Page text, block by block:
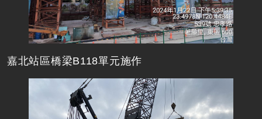
嘉北站區橋梁B118單元施作